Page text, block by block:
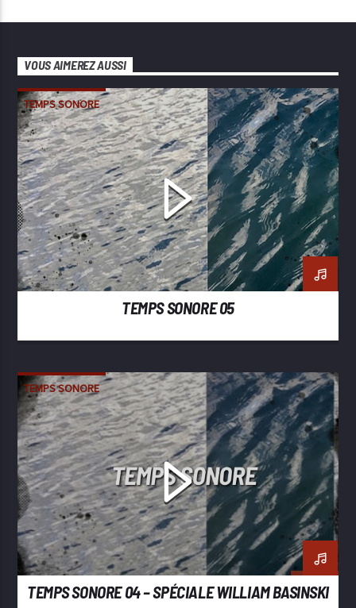
VOUS AIMEREZ AUSSI
TEMPS SONORE
TEMPS SONORE 05
TEMPS SONORE
TEMPS SONORE 04 – SPÉCIALE WILLIAM BASINSKI